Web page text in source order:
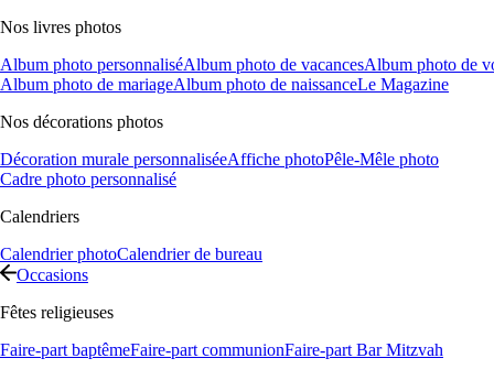
Nos livres photos
Album photo personnaliséAlbum photo de vacancesAlbum photo de
Album photo de mariageAlbum photo de naissanceLe Magazine
Nos décorations photos
Décoration murale personnaliséeAffiche photoPêle-Mêle photo
Cadre photo personnalisé
Calendriers
Calendrier photoCalendrier de bureau
Occasions
Fêtes religieuses
Faire-part baptêmeFaire-part communionFaire-part Bar Mitzvah